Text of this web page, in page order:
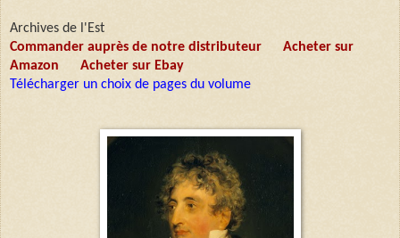
Archives de l'Est
Commander auprès de notre distributeur
Acheter sur
Amazon
Acheter sur Ebay
Télécharger un choix de pages du volume